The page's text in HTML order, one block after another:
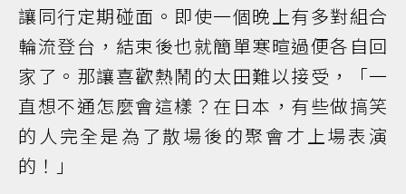
讓同行定期碰面。即使一個晚上有多對組合
輪流登台，結束後也就簡單寒暄過便各自回
家了。那讓喜歡熱鬧的太田難以接受，「一
直想不通怎麼會這樣？在日本，有些做搞笑
的人完全是為了散場後的聚會才上場表演
的！」